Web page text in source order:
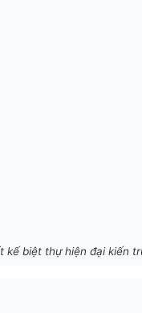
kế biệt thự hiện đại kiến